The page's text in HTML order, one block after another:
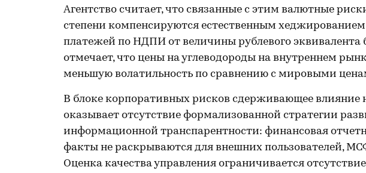
Агентство считает, что связанные с этим валютные
степени компенсируются естественным
платежей по НДПИ от величины рублевого эквивалента
отмечает, что цены на углеводороды на внутреннем
меньшую волатильность по сравнению с мировыми
В блоке корпоративных рисков сдерживающее влияние
оказывает отсутствие формализованной стратегии
информационной транспарентности: финансовая
факты не раскрываются для внешних пользователей,
Оценка качества управления ограничивается